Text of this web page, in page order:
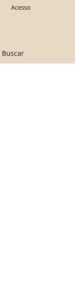
Buscar
Acesso